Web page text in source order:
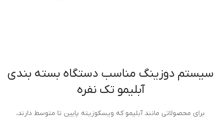
سیستم دوزینگ مناسب دستگاه بسته بندی
آبلیمو تک نفره
برای محصولاتی مانند آبلیمو که ویسکوزیته پایین تا متوسط دارند،